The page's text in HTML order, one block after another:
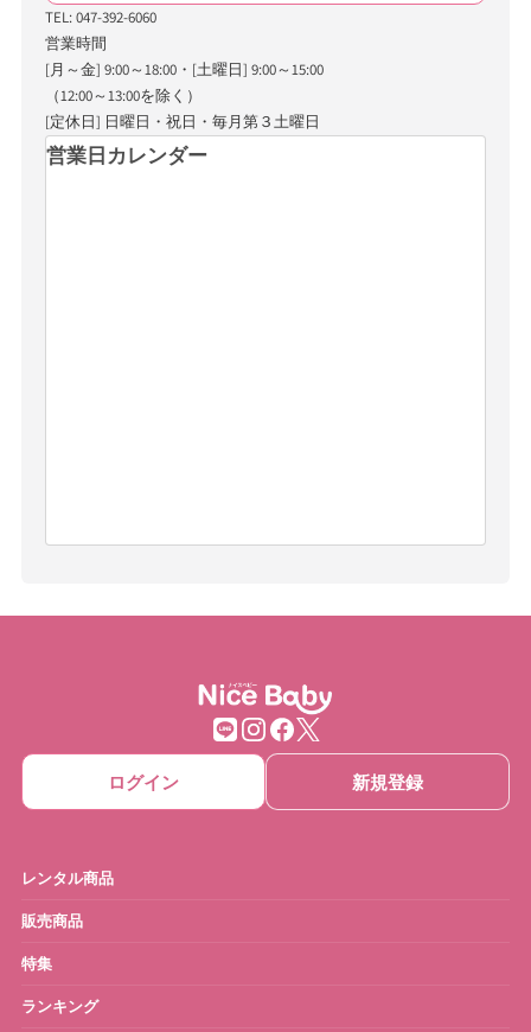
TEL: 047-392-6060
営業時間
[月～金] 9:00～18:00・[土曜日] 9:00～15:00
（12:00～13:00を除く）
[定休日] 日曜日・祝日・毎月第３土曜日
営業日カレンダー
ログイン 新規登録
レンタル商品
販売商品
特集
ランキング